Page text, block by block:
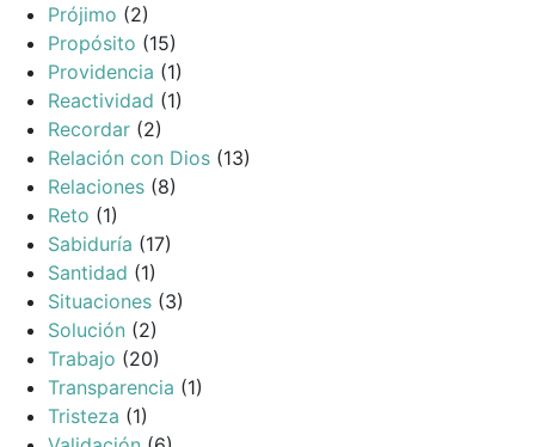
Prójimo (2)
Propósito (15)
Providencia (1)
Reactividad (1)
Recordar (2)
Relación con Dios (13)
Relaciones (8)
Reto (1)
Sabiduría (17)
Santidad (1)
Situaciones (3)
Solución (2)
Trabajo (20)
Transparencia (1)
Tristeza (1)